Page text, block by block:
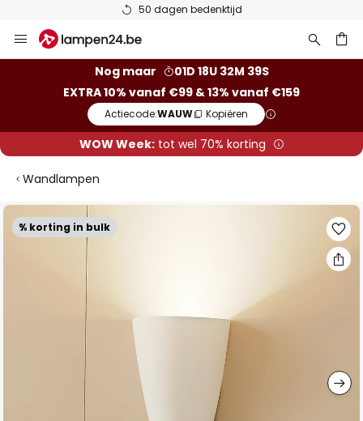
50 dagen bedenktijd
naar
Nog maar
01D 18U 32M 38S
EXTRA 10% vanaf €99 & 13% vanaf €159
Actiecode:WAUW Kopiëren
WOW Week:tot wel 70% korting
Wandlampen
% korting in bulk
Ga
naar